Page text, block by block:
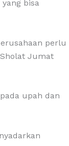
bisa
perlu
Jumat
upah dan